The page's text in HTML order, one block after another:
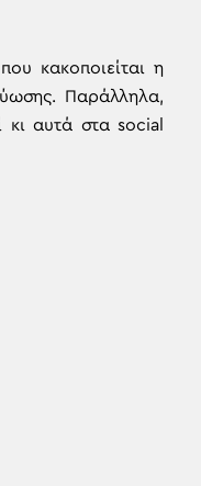
κακοποιείται η
Παράλληλα,
κι αυτά στα social